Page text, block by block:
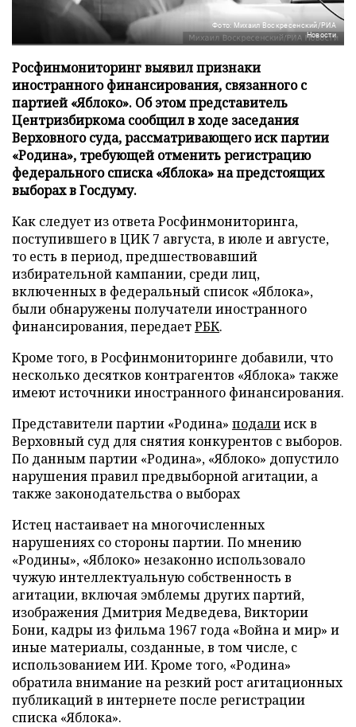
Фото: Михаил Воскресенский/РИА
Новости
Росфинмониторинг выявил признаки
иностранного финансирования, связанного с
партией «Яблоко». Об этом представитель
Центризбиркома сообщил в ходе заседания
Верховного суда, рассматривающего иск партии
«Родина», требующей отменить регистрацию
федерального списка «Яблока» на предстоящих
выборах в Госдуму.
Как следует из ответа Росфинмониторинга,
поступившего в ЦИК 7 августа, в июле и августе,
то есть в период, предшествовавший
избирательной кампании, среди лиц,
включенных в федеральный список «Яблока»,
были обнаружены получатели иностранного
финансирования, передаетРБК.
Кроме того, в Росфинмониторинге добавили, что
несколько десятков контрагентов «Яблока» также
имеют источники иностранного финансирования.
Представители партии «Родина» подалииск в
Верховный суд для снятия конкурентов с выборов.
По данным партии «Родина», «Яблоко» допустило
нарушения правил предвыборной агитации, а
также законодательства о выборах
Истец настаивает на многочисленных
нарушениях со стороны партии. По мнению
«Родины», «Яблоко» незаконно использовало
чужую интеллектуальную собственность в
агитации, включая эмблемы других партий,
изображения Дмитрия Медведева, Виктории
Бони, кадры из фильма 1967 года «Война и мир» и
иные материалы, созданные, в том числе, с
использованием ИИ. Кроме того, «Родина»
обратила внимание на резкий рост агитационных
публикаций в интернете после регистрации
списка «Яблока».